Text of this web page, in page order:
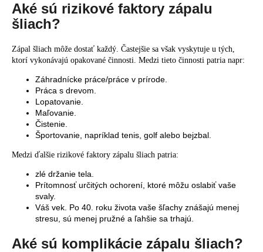
Aké sú rizikové faktory zápalu
šliach?
Zápal šliach môže dostať každý. Častejšie sa však vyskytuje u tých,
ktorí vykonávajú opakované činnosti. Medzi tieto činnosti patria napr:
Záhradnícke práce/práce v prírode.
Práca s drevom.
Lopatovanie.
Maľovanie.
Čistenie.
Športovanie, napríklad tenis, golf alebo bejzbal.
Medzi ďalšie rizikové faktory zápalu šliach patria:
zlé držanie tela.
Prítomnosť určitých ochorení, ktoré môžu oslabiť vaše
svaly.
Váš vek. Po 40. roku života vaše šľachy znášajú menej
stresu, sú menej pružné a ľahšie sa trhajú.
Aké sú komplikácie zápalu šliach?